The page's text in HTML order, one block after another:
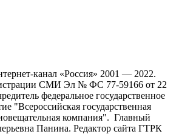
канал «Россия» 2001 — 2022.
СМИ Эл № ФС 77-59166 от 22
федеральное государственное
"Всероссийская государственная
компания". Главный
Панина. Редактор сайта ГТРК